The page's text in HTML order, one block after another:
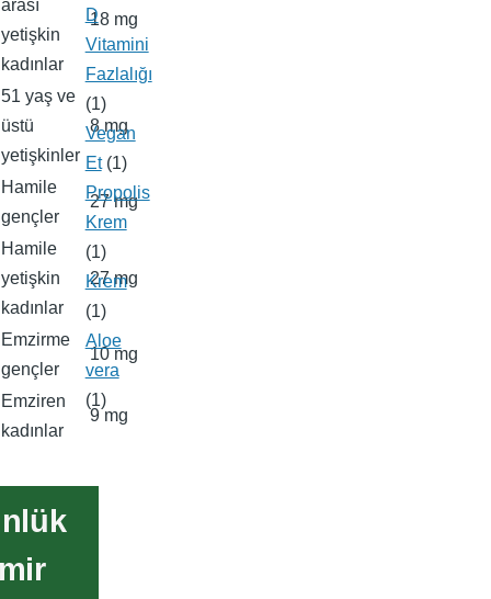
arası
yetişkin
kadınlar
18 mg
51 yaş ve
üstü
yetişkinler
8 mg
Hamile
gençler
27 mg
Hamile
yetişkin
kadınlar
27 mg
Emzirme
gençler
10 mg
Emziren
kadınlar
9 mg
D
Vitamini
Fazlalığı
(1)
Vegan
Et(1)
Propolis
Krem
(1)
Krem
(1)
Aloe
vera
(1)